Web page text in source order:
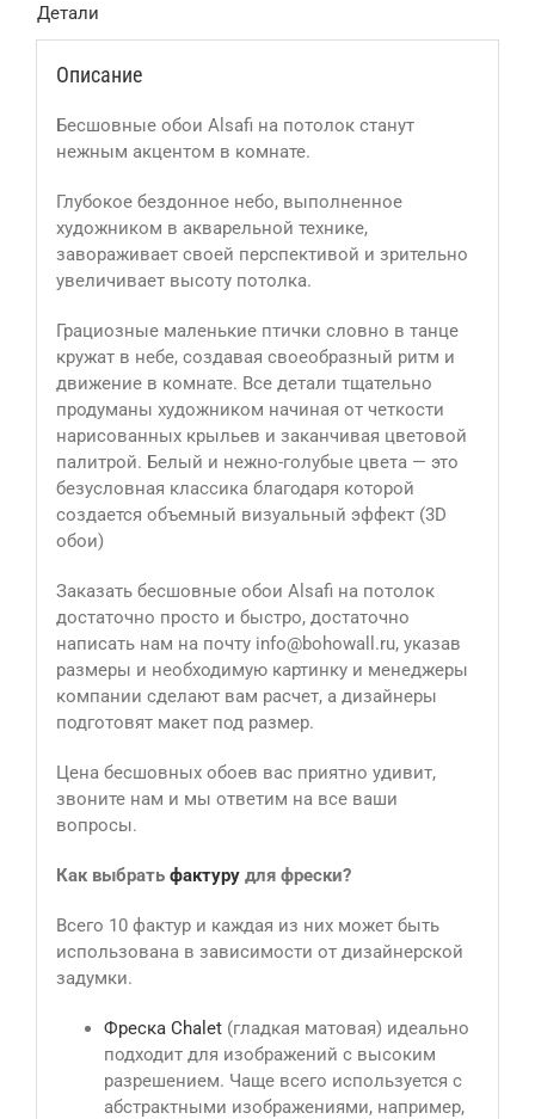
Детали
Описание
Бесшовные обои Alsafi на потолок станут
нежным акцентом в комнате.
Глубокое бездонное небо, выполненное
художником в акварельной технике,
завораживает своей перспективой и зрительно
увеличивает высоту потолка.
Грациозные маленькие птички словно в танце
кружат в небе, создавая своеобразный ритм и
движение в комнате. Все детали тщательно
продуманы художником начиная от четкости
нарисованных крыльев и заканчивая цветовой
палитрой. Белый и нежно-голубые цвета — это
безусловная классика благодаря которой
создается объемный визуальный эффект (3D
обои)
Заказать бесшовные обои Alsafi на потолок
достаточно просто и быстро, достаточно
написать нам на почту info@bohowall.ru, указав
размеры и необходимую картинку и менеджеры
компании сделают вам расчет, а дизайнеры
подготовят макет под размер.
Цена бесшовных обоев вас приятно удивит,
звоните нам и мы ответим на все ваши
вопросы.
Как выбрать фактурудля фрески?
Всего 10 фактур и каждая из них может быть
использована в зависимости от дизайнерской
задумки.
Фреска Сhalet(гладкая матовая) идеально
подходит для изображений с высоким
разрешением. Чаще всего используется с
абстрактными изображениями, например,